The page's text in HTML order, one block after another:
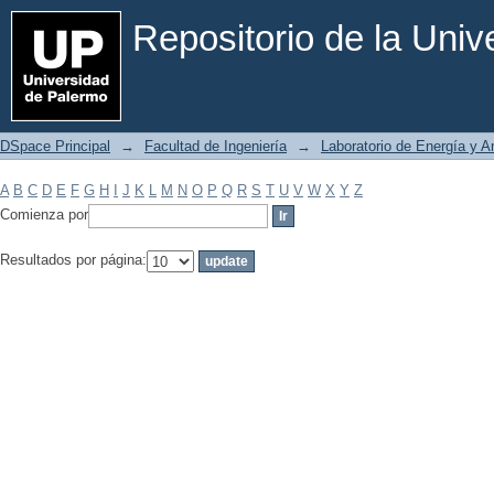
Repositorio de la
Filtrar por: Materia
DSpace Principal → Facultad de Ingeniería → Laboratorio de Energía y
A B C D E F G H J K L M N O P Q R S T U V W X Y Z
Comienza por
Resultados por página: